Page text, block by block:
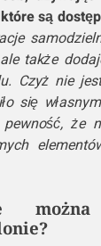
są
także
Czyż nie
się
że